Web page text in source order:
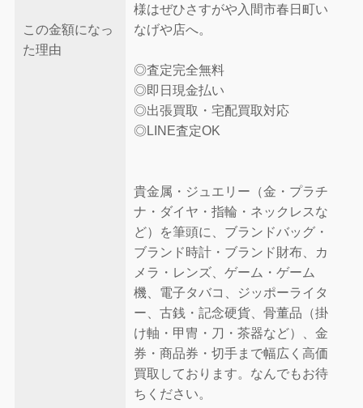
この金額になっ
た理由
様はぜひさすがや入間市春日町い
なげや店へ。
◎査定完全無料
◎即日現金払い
◎出張買取・宅配買取対応
◎LINE査定OK
貴金属・ジュエリー（金・プラチ
ナ・ダイヤ・指輪・ネックレスな
ど）を筆頭に、ブランドバッグ・
ブランド時計・ブランド財布、カ
メラ・レンズ、ゲーム・ゲーム
機、電子タバコ、ジッポーライタ
ー、古銭・記念硬貨、骨董品（掛
け軸・甲冑・刀・茶器など）、金
券・商品券・切手まで幅広く高価
買取しております。なんでもお待
ちください。